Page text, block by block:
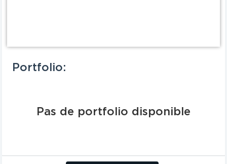
Portfolio:
Pas de portfolio disponible